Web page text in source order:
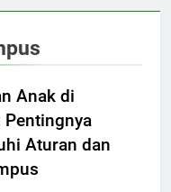
Anak di
Pentingnya
Aturan dan